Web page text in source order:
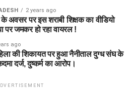
2 years ago
अवसर पर इस शराबी शिक्षक का वीडियो
पर जमकर हो रहा वायरल !
ago
की शिकायत पर हुआ नैनीताल दुग्ध संघ के
दर्ज, दुष्कर्म का आरोप।